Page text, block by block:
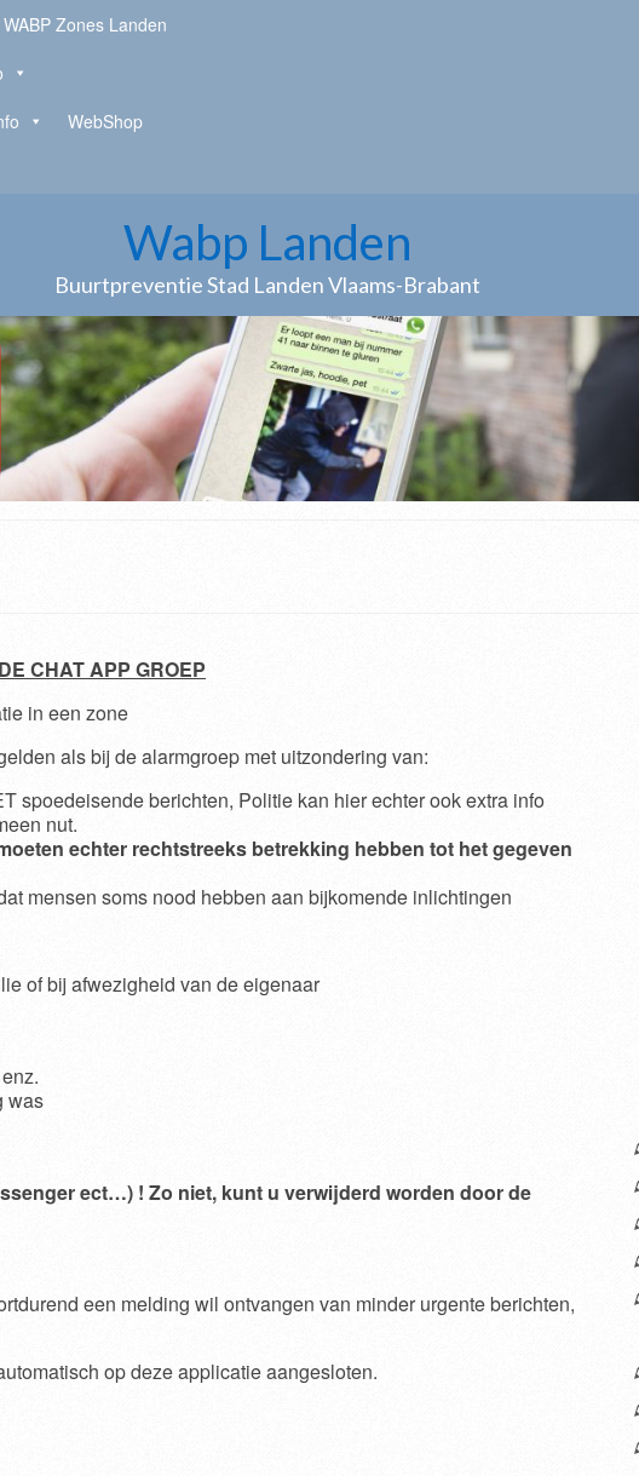
WABP Zones Landen
WebShop
Wabp Landen
Buurtpreventie Stad Landen Vlaams-Brabant
CHAT APP GROEP
in een zone
als bij de alarmgroep met uitzondering van:
spoedeisende berichten, Politie kan hier echter ook extra info
nut.
echter rechtstreeks betrekking hebben tot het gegeven
mensen soms nood hebben aan bijkomende inlichtingen
of bij afwezigheid van de eigenaar
was
ect…) ! Zo niet, kunt u verwijderd worden door de
een melding wil ontvangen van minder urgente berichten,
op deze applicatie aangesloten.